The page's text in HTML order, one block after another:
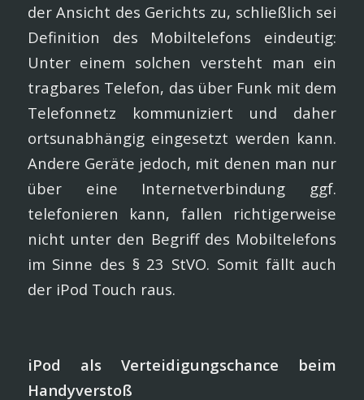
der Ansicht des Gerichts zu, schließlich sei
Definition des Mobiltelefons eindeutig:
Unter einem solchen versteht man ein
tragbares Telefon, das über Funk mit dem
Telefonnetz kommuniziert und daher
ortsunabhängig eingesetzt werden kann.
Andere Geräte jedoch, mit denen man nur
über eine Internetverbindung ggf.
telefonieren kann, fallen richtigerweise
nicht unter den Begriff des Mobiltelefons
im Sinne des § 23 StVO. Somit fällt auch
der iPod Touch raus.
iPod als Verteidigungschance beim
Handyverstoß